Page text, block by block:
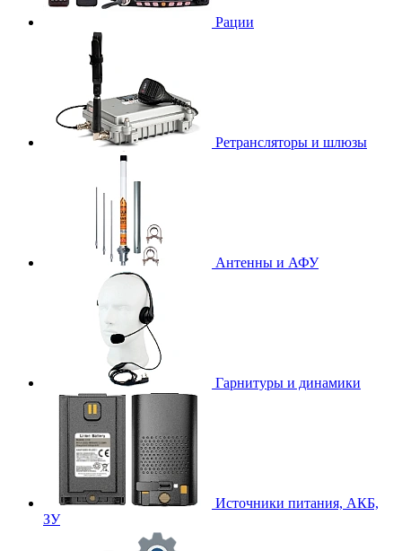
Рации
Ретрансляторы и шлюзы
Антенны и АФУ
Гарнитуры и динамики
Источники питания, АКБ,
ЗУ